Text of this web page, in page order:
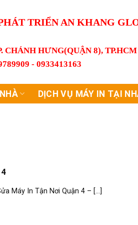
TRIỂN AN KHANG
CHÁNH HƯNG(QUẬN 8), TP.HCM
- 0933413163
DỊCH VỤ MÁY IN TẠI
4
Máy In Tận Nơi Quận 4 – [...]